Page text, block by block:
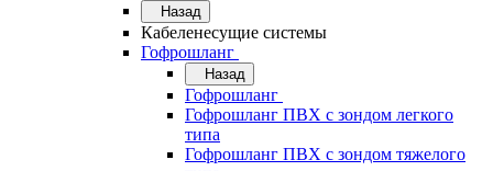
Назад
Кабеленесущие системы
Гофрошланг
Назад
Гофрошланг
Гофрошланг ПВХ с зондом легкого
типа
Гофрошланг ПВХ с зондом тяжелого